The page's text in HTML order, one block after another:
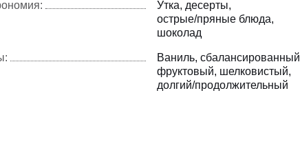
Утка десерты
острые/пряные блюда
шоколад
Ваниль сбалансированный
фруктовый шелковистый
долгий/продолжительный